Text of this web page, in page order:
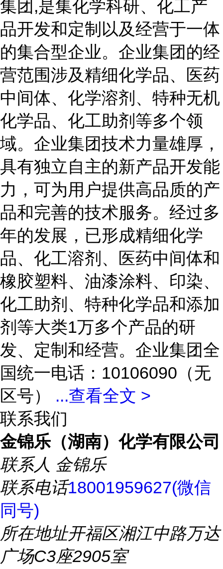
集团,是集化学科研、化工产
品开发和定制以及经营于一体
的集合型企业。企业集团的经
营范围涉及精细化学品、医药
中间体、化学溶剂、特种无机
化学品、化工助剂等多个领
域。企业集团技术力量雄厚，
具有独立自主的新产品开发能
力，可为用户提供高品质的产
品和完善的技术服务。经过多
年的发展，已形成精细化学
品、化工溶剂、医药中间体和
橡胶塑料、油漆涂料、印染、
化工助剂、特种化学品和添加
剂等大类1万多个产品的研
发、定制和经营。企业集团全
国统一电话：10106090（无
区号） ...查看全文 >
联系我们
金锦乐（湖南）化学有限公司
联系人 金锦乐
联系电话18001959627(微信
同号)
所在地址开福区湘江中路万达
广场C3座2905室